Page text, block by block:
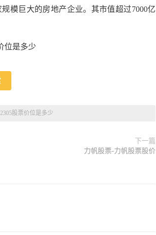
模巨大的房地产企业。其市值超过7000亿
股票价位是多少
下一篇
力帆股票-力帆股票股价